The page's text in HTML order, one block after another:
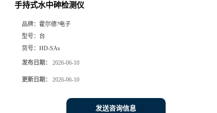
手持式水中砷检测仪
品牌： 霍尔德?电子
型号： 台
货号： HD-SAs
发布日期： 2026-06-10
更新日期： 2026-06-10
发送咨询信息